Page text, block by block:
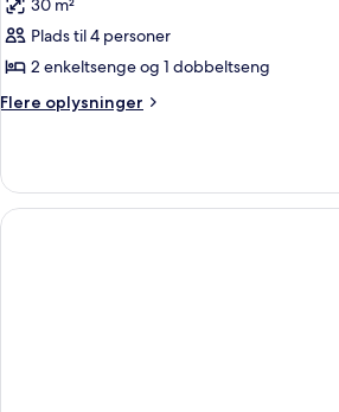
billeder
af
Family
garden
30 m²
Plads til 4 personer
2 enkeltsenge og 1 dobbeltseng
Flere oplysninger
Flere
garden
view